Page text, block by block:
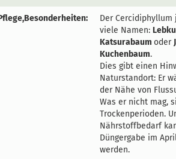
Der
viele Namen:
Katsurabaum oder
Kuchenbaum.
Dies gibt einen
Naturstandort: Er
der Nähe von
Was er nicht mag,
Trockenperioden.
Nährstoffbedarf
Düngergabe im
werden.